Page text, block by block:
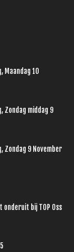
Maandag 10
Zondag middag 9
Zondag 9 November
bij TOP Oss